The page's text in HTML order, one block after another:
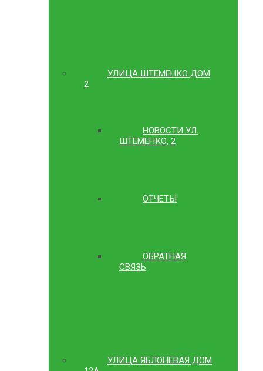
УЛИЦА ШТЕМЕНКО ДОМ
2
НОВОСТИ УЛ.
ШТЕМЕНКО, 2
ОТЧЕТЫ
ОБРАТНАЯ
СВЯЗЬ
УЛИЦА ЯБЛОНЕВАЯ ДОМ